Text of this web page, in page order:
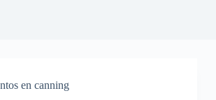
en canning